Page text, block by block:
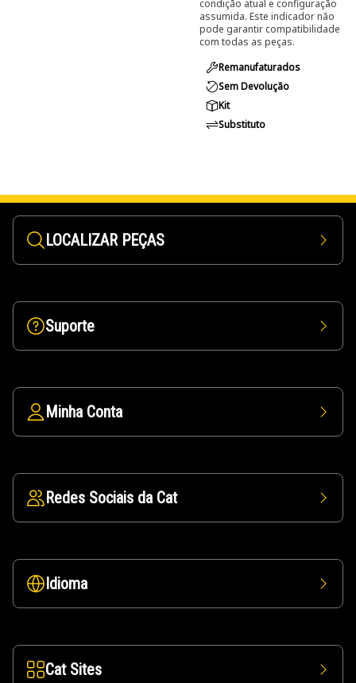
condição atual e configuração
assumida. Este indicador não
pode garantir compatibilidade
com todas as peças.
Remanufaturados
Sem Devolução
Kit
Substituto
LOCALIZAR PEÇAS
Suporte
Minha Conta
Redes Sociais da Cat
Idioma
Cat Sites